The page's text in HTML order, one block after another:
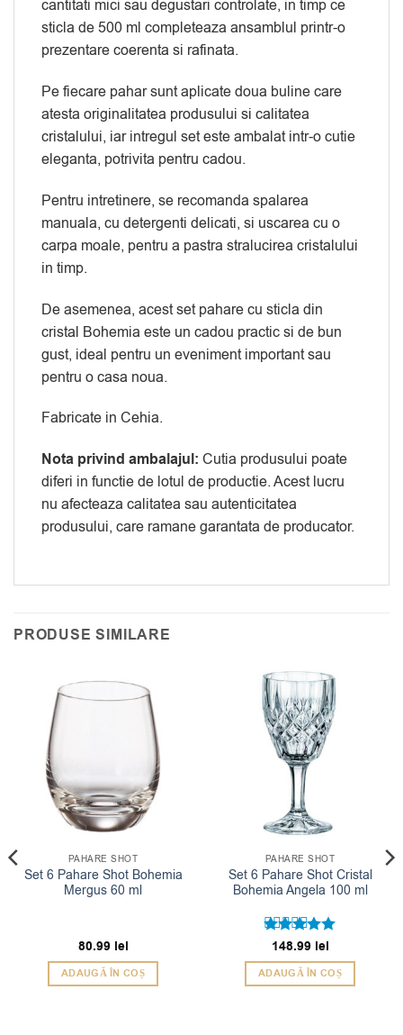
cantitati mici sau degustari controlate, in timp ce
sticla de 500 ml completeaza ansamblul printr-o
prezentare coerenta si rafinata.
Pe fiecare pahar sunt aplicate doua buline care
atesta originalitatea produsului si calitatea
cristalului, iar intregul set este ambalat intr-o cutie
eleganta, potrivita pentru cadou.
Pentru intretinere, se recomanda spalarea
manuala, cu detergenti delicati, si uscarea cu o
carpa moale, pentru a pastra stralucirea cristalului
in timp.
De asemenea, acest set pahare cu sticla din
cristal Bohemia este un cadou practic si de bun
gust, ideal pentru un eveniment important sau
pentru o casa noua.
Fabricate in Cehia.
Nota privind ambalajul: Cutia produsului poate
diferi in functie de lotul de productie. Acest lucru
nu afecteaza calitatea sau autenticitatea
produsului, care ramane garantata de producator.
PRODUSE SIMILARE
PAHARE SHOT
Set 6 Pahare Shot Bohemia
Mergus 60 ml
80.99 lei
ADAUGĂ ÎN COȘ
PAHARE SHOT
Set 6 Pahare Shot Cristal
Bohemia Angela 100 ml
Evaluat la
5din 5
148.99 lei
ADAUGĂ ÎN COȘ